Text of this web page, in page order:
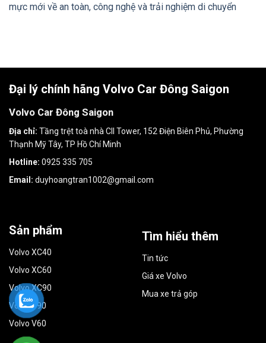
mực mới về an toàn, công nghệ và trải nghiệm di chuyển
Đại lý chính hãng Volvo Car Đông Saigon
Volvo Car Đông Saigon
Địa chỉ: Tầng trệt toà nhà CII Tower, 152 Điện Biên Phủ, Phường
Thạnh Mỹ Tây, TP Hồ Chí Minh
Hotline: 0925 335 705
Email: duyhoangtran1002@gmail.com
Sản phẩm
Volvo XC40
Volvo XC60
Volvo XC90
Volvo S90
Volvo V60
Tìm hiểu thêm
Tin tức
Giá xe Volvo
Mua xe trả góp